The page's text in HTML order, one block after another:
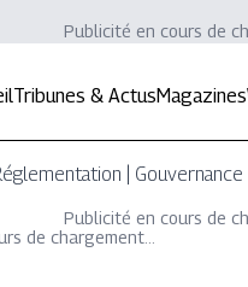
Publicité en cours de
Tribunes & ActusMagazines
|
Publicité en cours de
de chargement...